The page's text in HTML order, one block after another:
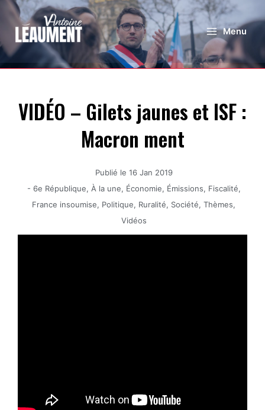
Menu
VIDÉO – Gilets jaunes et ISF :
Macron ment
Publié le 16 Jan 2019
- 6e République, À la une, Économie, Émissions, Fiscalité,
France insoumise, Politique, Ruralité, Société, Thèmes,
Vidéos